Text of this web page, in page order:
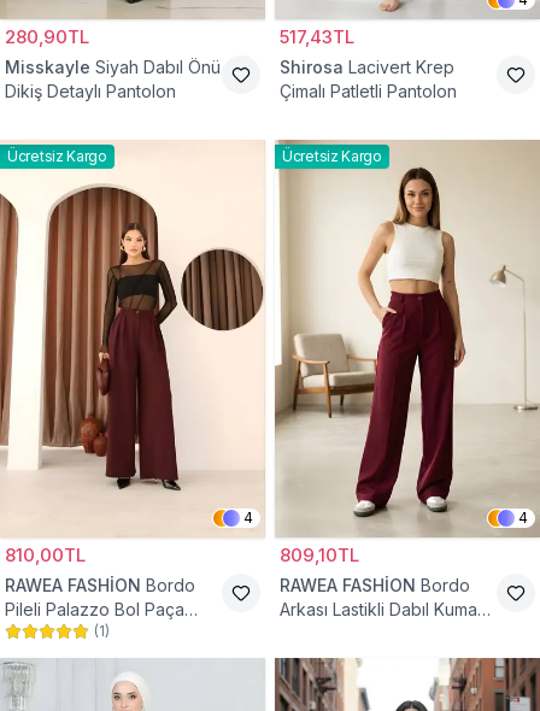
280,90TL
Misskayle Siyah Dabıl Önü
Dikiş Detaylı Pantolon
517,43TL
Shirosa Lacivert Krep
Çimalı Patletli Pantolon
Ücretsiz Kargo
4
810,00TL
RAWEA FASHİON Bordo
Pileli Palazzo Bol Paça
Yüksek Bel Tesettür
Pantolon
(1)
Ücretsiz Kargo
4
809,10TL
RAWEA FASHİON Bordo
Arkası Lastikli Dabıl Kumaş